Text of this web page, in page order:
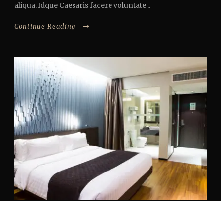
aliqua. Idque Caesaris facere voluntate...
Continue Reading